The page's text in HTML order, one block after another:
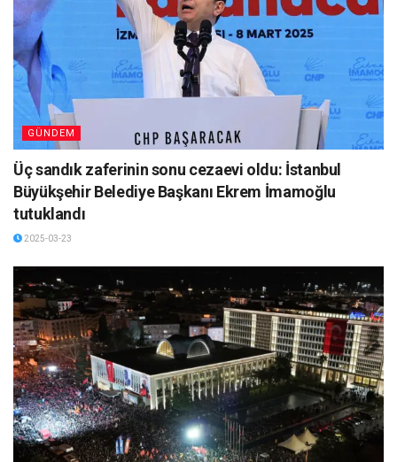
GÜNDEM
Üç sandık zaferinin sonu cezaevi oldu: İstanbul
Büyükşehir Belediye Başkanı Ekrem İmamoğlu
tutuklandı
2025-03-23